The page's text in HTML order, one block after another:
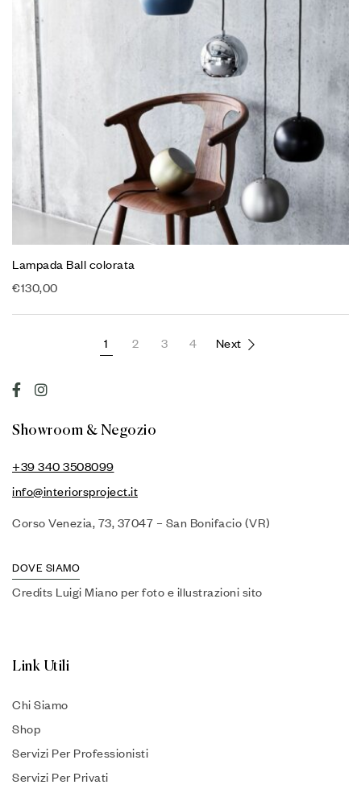
Lampada Ball colorata
€130,00
1 2 3 4 Next
Showroom & Negozio
+39 340 3508099
info@interiorsproject.it
Corso Venezia, 73, 37047 – San Bonifacio (VR)
DOVE SIAMO
Credits Luigi Miano per foto e illustrazioni sito
Link Utili
Chi Siamo
Shop
Servizi Per Professionisti
Servizi Per Privati